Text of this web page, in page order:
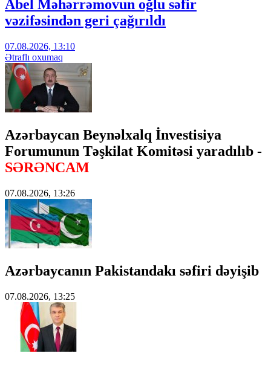
Abel Məhərrəmovun oğlu səfir
vəzifəsindən geri çağırıldı
07.08.2026, 13:10
Ətraflı oxumaq
Azərbaycan Beynəlxalq İnvestisiya
Forumunun Təşkilat Komitəsi yaradılıb -
SƏRƏNCAM
07.08.2026, 13:26
Azərbaycanın Pakistandakı səfiri dəyişib
07.08.2026, 13:25